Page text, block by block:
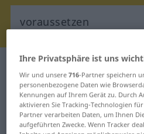
Deutsch-Kroatisch
Deutsch-Kroatisch
"voraussetzen"
Ihre Privatsphäre ist uns
Wir und unsere716-Partner speichern
personenbezogene Daten wie
Kennungen auf Ihrem Gerät zu. Durch
aktivieren Sie Tracking-Technologien
Partner verarbeiten Daten, um Ihnen
aufgeführten Zwecke. Wenn Tracker